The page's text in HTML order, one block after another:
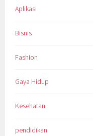
Aplikasi
Bisnis
Fashion
Gaya Hidup
Kesehatan
pendidikan